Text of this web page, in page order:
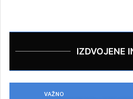
IZDVOJENE
VAŽNO